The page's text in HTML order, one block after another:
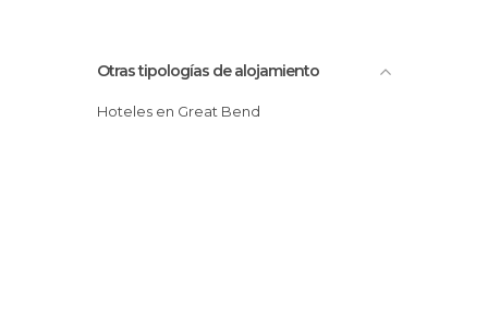
Otras tipologías de alojamiento
Hoteles en Great Bend